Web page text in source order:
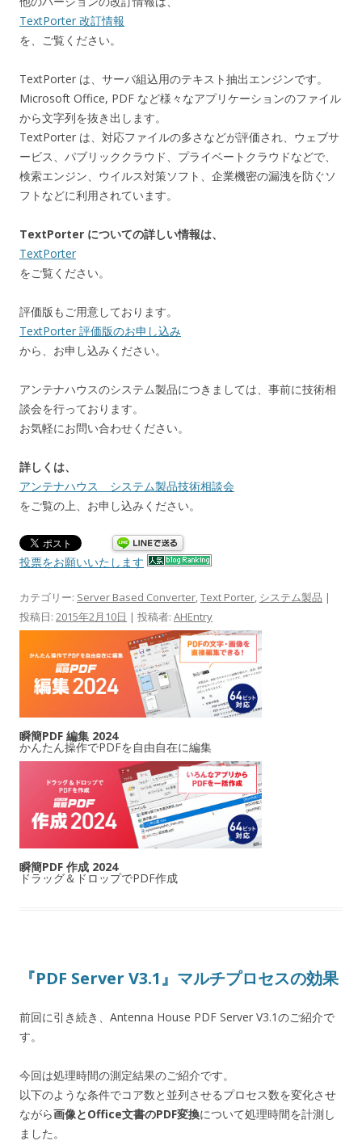
TextPorter 改訂情報
を、ご覧ください。
TextPorter は、サーバ組込用のテキスト抽出エンジンです。
Microsoft Office, PDF など様々なアプリケーションのファイル
から文字列を抜き出します。
TextPorter は、対応ファイルの多さなどが評価され、ウェブサ
ービス、パブリッククラウド、プライベートクラウドなどで、
検索エンジン、ウイルス対策ソフト、企業機密の漏洩を防ぐソ
フトなどに利用されています。
TextPorter についての詳しい情報は、
TextPorter
をご覧ください。
評価版もご用意しております。
TextPorter 評価版のお申し込み
から、お申し込みください。
アンテナハウスのシステム製品につきましては、事前に技術相
談会を行っております。
お気軽にお問い合わせください。
詳しくは、
アンテナハウス システム製品技術相談会
をご覧の上、お申し込みください。
投票をお願いいたします
カテゴリー: Server Based Converter,Text Porter, システム製品 |
投稿日: 2015年2月10日 | 投稿者: AHEntry
瞬簡PDF 編集 2024
かんたん操作でPDFを自由自在に編集
瞬簡PDF 作成 2024
ドラッグ＆ドロップでPDF作成
『PDF Server V3.1』マルチプロセスの効果
前回に引き続き、Antenna House PDF Server V3.1のご紹介で
す。
今回は処理時間の測定結果のご紹介です。
以下のような条件でコア数と並列させるプロセス数を変化させ
ながら画像とOffice文書のPDF変換について処理時間を計測し
ました。